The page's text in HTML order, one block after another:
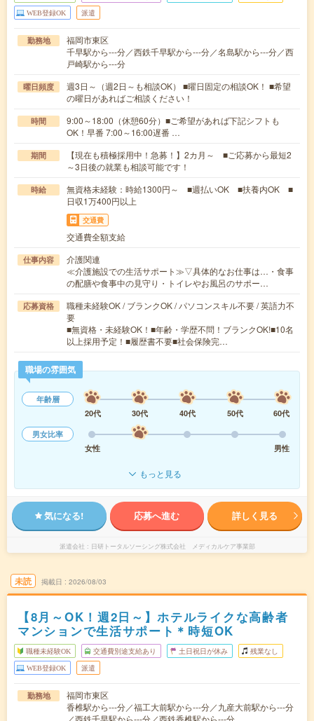
WEB登録OK 派遣
勤務地
福岡市東区
千早駅から---分／西鉄千早駅から---分／名島駅から---分／西
戸崎駅から---分
曜日頻度
週3日～（週2日～も相談OK） ■曜日固定の相談OK！ ■希望
の曜日があればご相談ください！
時間
9:00～18:00（休憩60分）■ご希望があれば下記シフトも
OK！早番 7:00～16:00遅番 …
期間
【現在も積極採用中！急募！】2カ月～ ■ご応募から最短2
～3日後の就業も相談可能です！
時給
無資格未経験：時給1300円～ ■週払いOK ■扶養内OK ■
日収1万400円以上
交通費
交通費全額支給
仕事内容
介護関連
≪介護施設での生活サポート≫▽具体的なお仕事は…・食事
の配膳や食事中の見守り・トイレやお風呂のサポー…
応募資格
職種未経験OK / ブランクOK / パソコンスキル不要 / 英語力不
要
■無資格・未経験OK！■年齢・学歴不問！ブランクOK!■10名
以上採用予定！■履歴書不要■社会保険完…
職場の雰囲気
年齢層
20代
30代 40代 50代
60代
男女比率
女性
男性
もっと見る
気になる! 応募へ進む 詳しく見る
派遣会社 日研トータルソーシング株式会社 メディカルケア事業部
未読 掲載日 2026/08/03
【8月～OK！週2日～】ホテルライクな高齢者
マンションで生活サポート＊時短OK
職種未経験OK 交通費別途支給あり 土日祝日が休み 残業なし
WEB登録OK 派遣
勤務地
福岡市東区
香椎駅から---分／福工大前駅から---分／九産大前駅から---分
／西鉄千早駅から---分／西鉄香椎駅から---分